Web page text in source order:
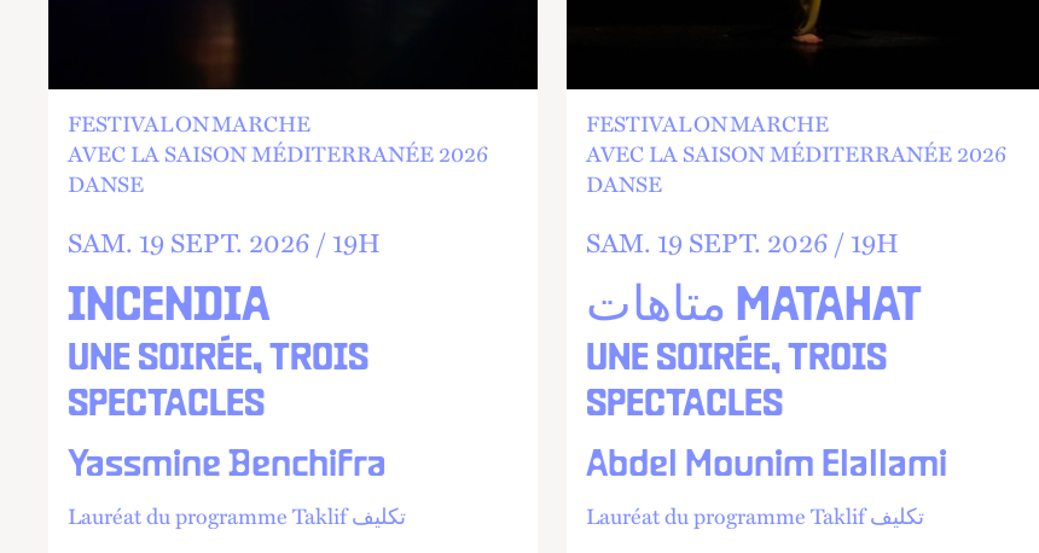
INCENDIA
UNE SOIRÉE, TROIS
SPECTACLES
Yassmine Benchifra
FESTIVAL ON MARCHE
AVEC LA SAISON MÉDITERRANÉE 2026
DANSE
SAM. 19 SEPT. 2026 /19H
Lauréat du programme Taklif تكليف
متاهات MATAHAT
UNE SOIRÉE, TROIS
SPECTACLES
Abdel Mounim Elallami
FESTIVAL ON MARCHE
AVEC LA SAISON MÉDITERRANÉE 2026
DANSE
SAM. 19 SEPT. 2026 /19H
Lauréat du programme Taklif تكليف